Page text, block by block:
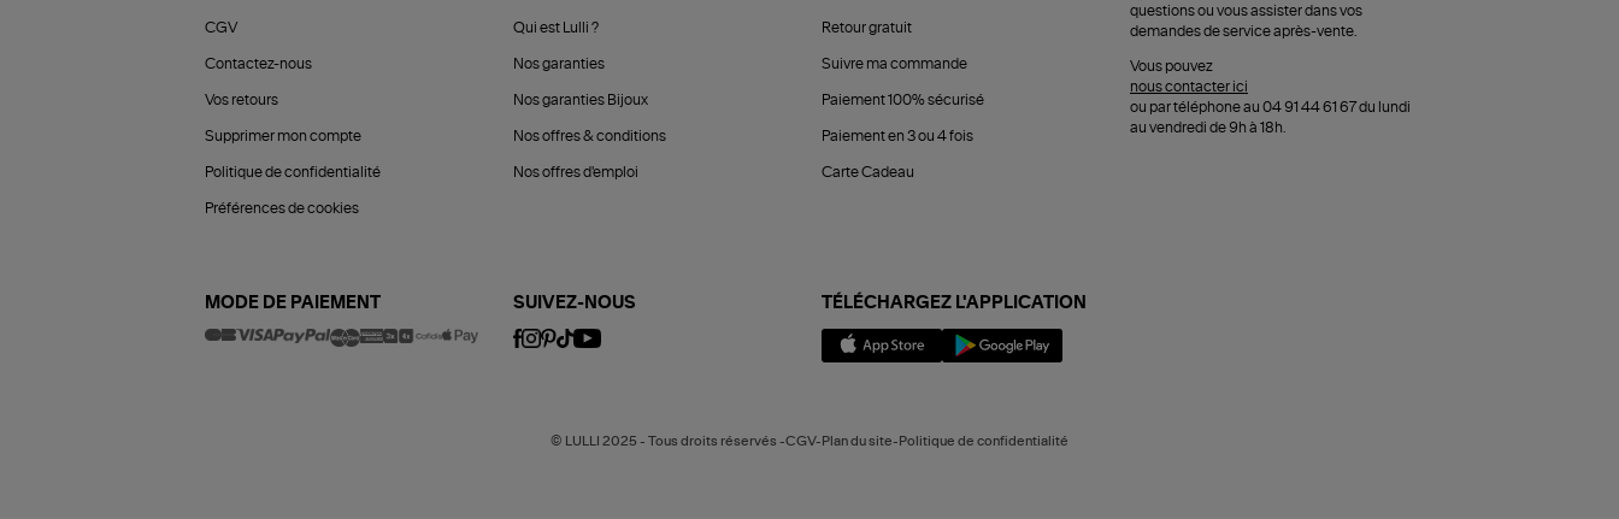
CGV
Contactez-nous
Vos retours
Supprimer mon compte
Politique de confidentialité
Préférences de cookies
Qui est Lulli ?
Nos garanties
Nos garanties Bijoux
Nos offres & conditions
Nos offres d'emploi
Retour gratuit
Suivre ma commande
Paiement 100% sécurisé
Paiement en 3 ou 4 fois
Carte Cadeau
questions ou vous assister dans vos
demandes de service après-vente.
Vous pouvez
nous contacter ici
ou par téléphone au 04 91 44 61 67 du lundi
au vendredi de 9h à 18h.
MODE DE PAIEMENT SUIVEZ-NOUS TÉLÉCHARGEZ L'APPLICATION
© LULLI 2025 - Tous droits réservés -CGV-Plan du site-Politique de confidentialité